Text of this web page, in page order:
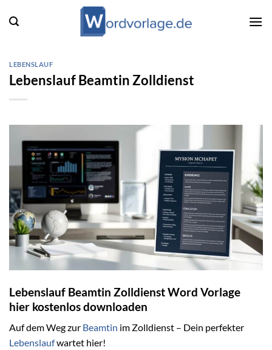
Inhalt
LEBENSLAUF
Lebenslauf Beamtin Zolldienst
Lebenslauf Beamtin Zolldienst Word Vorlage
hier kostenlos downloaden
Auf dem Weg zur Beamtin im Zolldienst – Dein perfekter
Lebenslaufwartet hier!